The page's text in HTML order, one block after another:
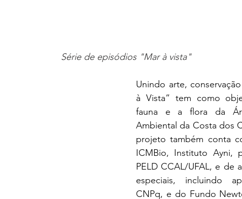
Série de episódios "Mar à vista"
Unindo arte,
à Vista” tem como
fauna e a flora da
Ambiental da Costa dos
projeto também conta
ICMBio, Instituto Ayni,
PELD CCAL/UFAL, e de
especiais, incluindo
CNPq, e do Fundo